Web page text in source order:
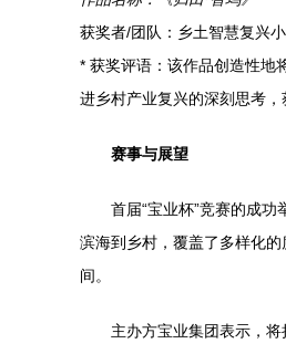
获奖者/团队：乡土智慧复兴小
* 获奖评语：该作品创造性地
进乡村产业复兴的深刻思考，
赛事与展望
首届“宝业杯”竞赛的成
滨海到乡村，覆盖了多样化
间。
主办方宝业集团表示，